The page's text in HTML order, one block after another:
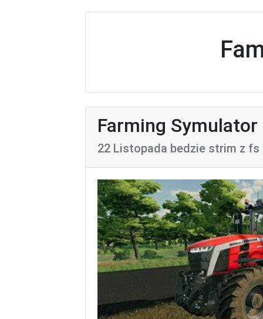
Farming
22 Listopada bedzie strim z fs